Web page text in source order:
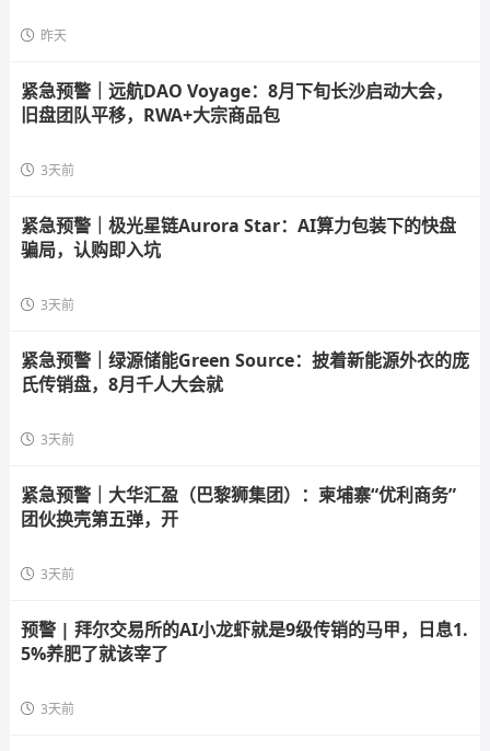
昨天
紧急预警｜远航DAO Voyage：8月下旬长沙启动大会，
旧盘团队平移，RWA+大宗商品包
3天前
紧急预警｜极光星链Aurora Star：AI算力包装下的快盘
骗局，认购即入坑
3天前
紧急预警｜绿源储能Green Source：披着新能源外衣的庞
氏传销盘，8月千人大会就
3天前
紧急预警｜大华汇盈（巴黎狮集团）：柬埔寨“优利商务”
团伙换壳第五弹，开
3天前
预警 | 拜尔交易所的AI小龙虾就是9级传销的马甲，日息1.
5%养肥了就该宰了
3天前